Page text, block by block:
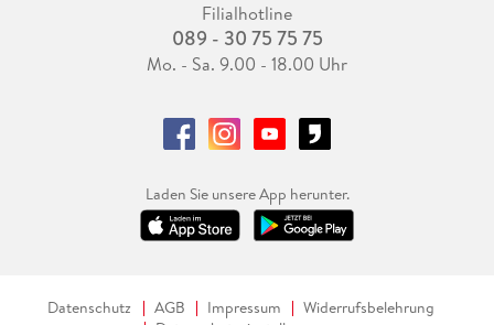
Filialhotline
089 - 30 75 75 75
Mo. - Sa. 9.00 - 18.00 Uhr
Laden Sie unsere App herunter.
Datenschutz AGB Impressum
Widerrufsbelehrung